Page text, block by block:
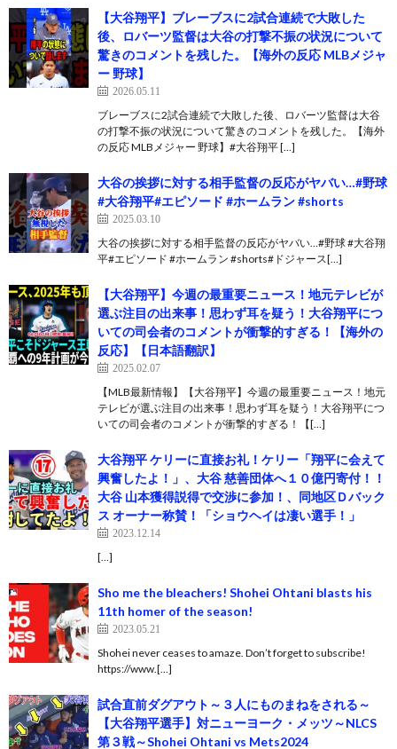
【大谷翔平】ブレーブスに2試合連続で大敗した
後、ロバーツ監督は大谷の打撃不振の状況について
驚きのコメントを残した。【海外の反応 MLBメジャ
ー 野球】
2026.05.11
ブレーブスに2試合連続で大敗した後、ロバーツ監督は大谷
の打撃不振の状況について驚きのコメントを残した。【海外
の反応 MLBメジャー 野球】#大谷翔平 […]
大谷の挨拶に対する相手監督の反応がヤバい…#野球
#大谷翔平#エピソード #ホームラン #shorts
2025.03.10
大谷の挨拶に対する相手監督の反応がヤバい…#野球 #大谷翔
平#エピソード #ホームラン #shorts#ドジャース[…]
【大谷翔平】今週の最重要ニュース！地元テレビが
選ぶ注目の出来事！思わず耳を疑う！大谷翔平につ
いての司会者のコメントが衝撃的すぎる！【海外の
反応】【日本語翻訳】
2025.02.07
【MLB最新情報】【大谷翔平】今週の最重要ニュース！地元
テレビが選ぶ注目の出来事！思わず耳を疑う！大谷翔平につ
いての司会者のコメントが衝撃的すぎる！【[…]
大谷翔平 ケリーに直接お礼！ケリー「翔平に会えて
興奮したよ！」、大谷 慈善団体へ１０億円寄付！！
大谷 山本獲得説得で交渉に参加！、同地区Ｄバック
ス オーナー称賛！「ショウヘイは凄い選手！」
2023.12.14
[…]
Sho me the bleachers! Shohei Ohtani blasts his
11th homer of the season!
2023.05.21
Shohei never ceases to amaze. Don’t forget to subscribe!
https://www.[…]
試合直前ダグアウト～３人にものまねをされる～
【大谷翔平選手】対ニューヨーク・メッツ～NLCS
第３戦～Shohei Ohtani vs Mets2024